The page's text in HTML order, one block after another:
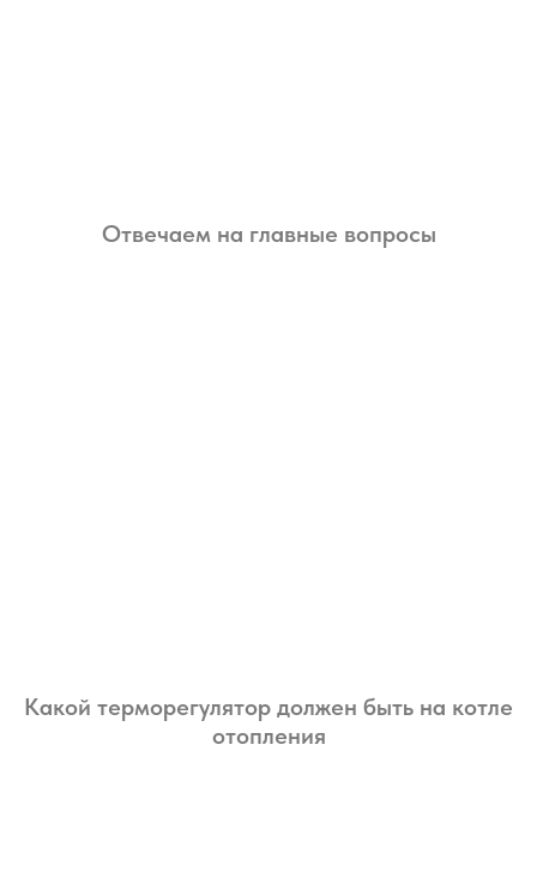
Отвечаем на главные вопросы
Какой терморегулятор должен быть на котле
отопления